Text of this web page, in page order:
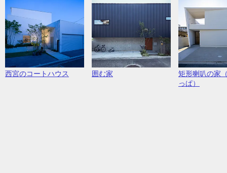
西宮のコートハウス 囲む家
矩形喇叭の家
っぱ）